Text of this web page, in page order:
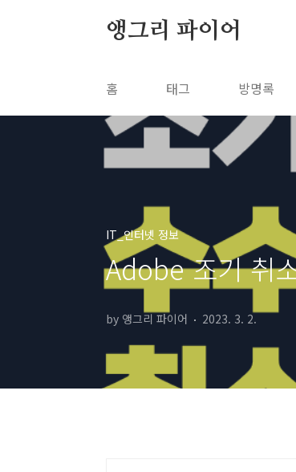
앵그리 파이어
홈 태그 방명록
IT_인터넷 정보
Adobe 조기 취
by 앵그리 파이어 2023. 3. 2.